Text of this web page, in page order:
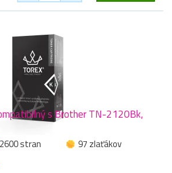
s Brother TN-2120Bk,
2600 stran
97 zlaťákov